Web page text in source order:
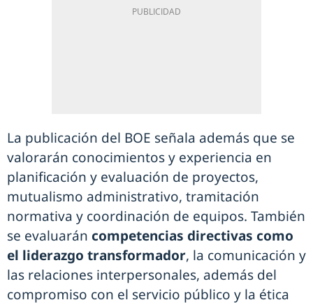
La publicación del BOE señala además que se
valorarán conocimientos y experiencia en
planificación y evaluación de proyectos,
mutualismo administrativo, tramitación
normativa y coordinación de equipos. También
se evaluarán competencias directivas como
el liderazgo transformador, la comunicación y
las relaciones interpersonales, además del
compromiso con el servicio público y la ética